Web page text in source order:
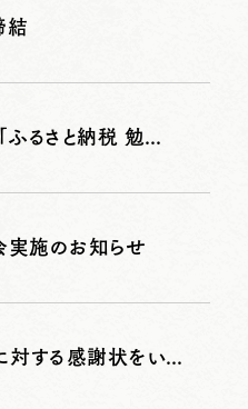
結
北海道紋別市と新朝プレスの共同主催による 「ふるさと納税 勉強会」を初開催しました
実施のお知らせ
NPO法人うつのみや百年花火様より、永年協賛に対する感謝状をいただきました